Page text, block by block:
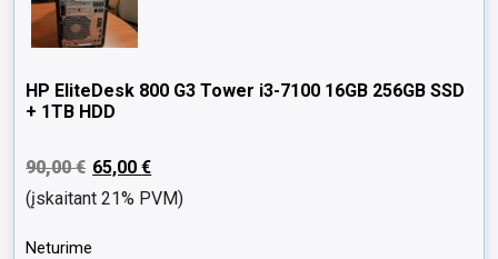
HP EliteDesk 800 G3 Tower i3-7100 16GB 256GB SSD
+ 1TB HDD
90,00€ 65,00€
(įskaitant 21% PVM)
Neturime